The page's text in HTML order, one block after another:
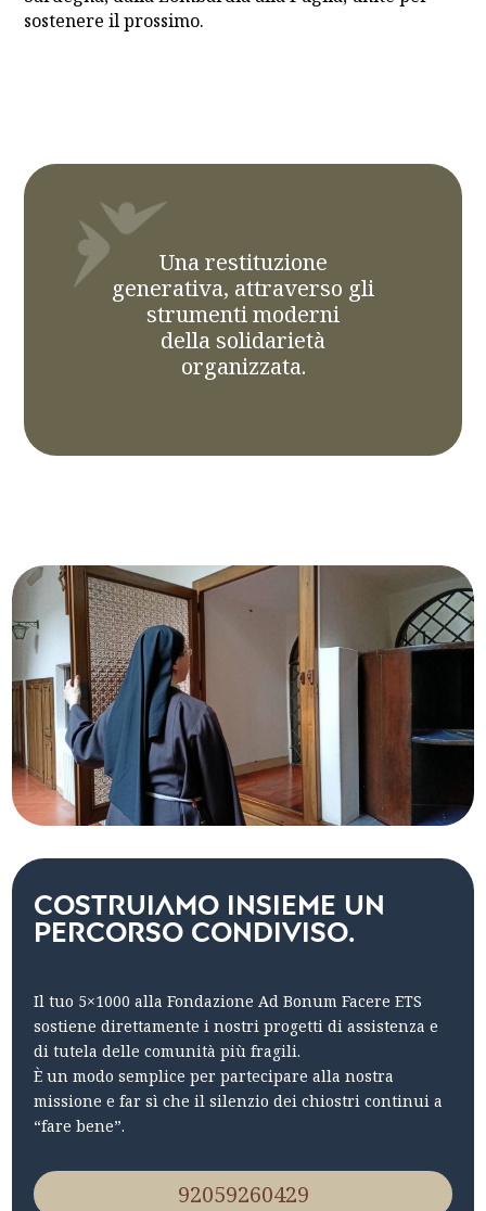
sostenere il prossimo.
Una restituzione
generativa, attraverso gli
strumenti moderni
della solidarietà
organizzata.
Costruiamo insieme un
percorso condiviso.
Il tuo 5×1000 alla Fondazione Ad Bonum Facere ETS
sostiene direttamente i nostri progetti di assistenza e
di tutela delle comunità più fragili.
È un modo semplice per partecipare alla nostra
missione e far sì che il silenzio dei chiostri continui a
“fare bene”.
92059260429